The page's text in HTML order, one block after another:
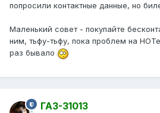
попросили контактные данные, но
Маленький совет - покупайте
ним, тьфу-тьфу, пока проблем на
раз бывало
ГАЗ-31013